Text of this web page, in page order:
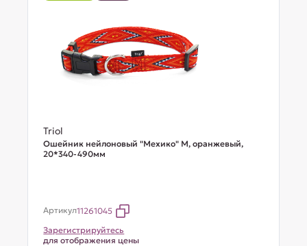
Triol
Ошейник нейлоновый "Мехико" M, оранжевый,
20*340-490мм
Артикул11261045
Зарегистрируйтесь
для отображения цены